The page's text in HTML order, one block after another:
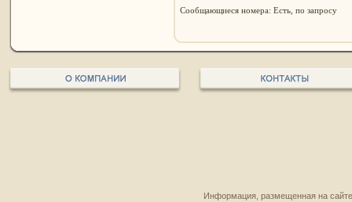
Сообщающиеся номера: Есть, по запросу
Информация, размещенная на